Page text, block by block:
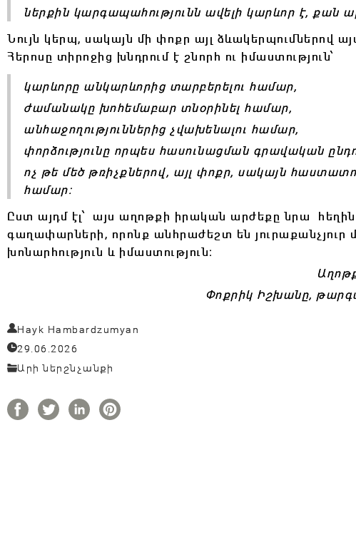
ներքին կարգապահությունն ավելի կարևոր է, քան
Նույն կերպ, սակայն մի փոքր այլ ձևակերպումներով
Հերոսը տիրոջից խնդրում է շնորհ ու իմաստություն՝
կարևորը անկարևորից տարբերելու համար,
ժամանակը խոհեմաբար տնօրինել համար,
անհաջողություններից չվախենալու համար,
փորձությունը որպես հասունացման գրավական
ոչ թե մեծ թռիչքներով, այլ փոքր, սակայն
համար։
Ըստ այդմ էլ՝ այս աղոթքի իրական արժեքը նրա
գաղափարների, որոնք անհրաժեշտ են յուրաքանչյուր
խոնարհություն և իմաստություն։
Փոքրիկ Իշխանը,
Hayk Hambardzumyan
29.06.2026
Արի ներշնչանքի